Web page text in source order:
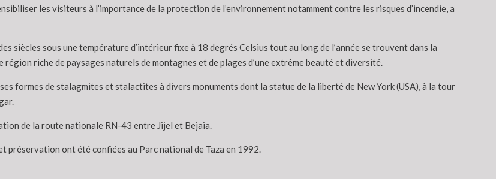
les visiteurs à l’importance de la protection de l’environnement notamment contre les risques d’incendie, a
siècles sous une température d’intérieur fixe à 18 degrés Celsius tout au long de l’année se trouvent dans la
riche de paysages naturels de montagnes et de plages d’une extrême beauté et diversité.
formes de stalagmites et stalactites à divers monuments dont la statue de la liberté de New York (USA), à la tour
de la route nationale RN-43 entre Jijel et Bejaia.
ont été confiées au Parc national de Taza en 1992.